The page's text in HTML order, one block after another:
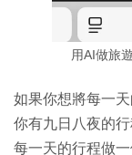
用AI做旅
如果你想將每一
你有九日八夜的
每一天的行程做